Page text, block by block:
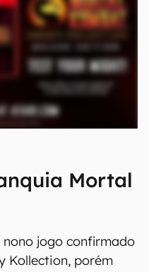
Mortal
jogo confirmado
Kollection, porém